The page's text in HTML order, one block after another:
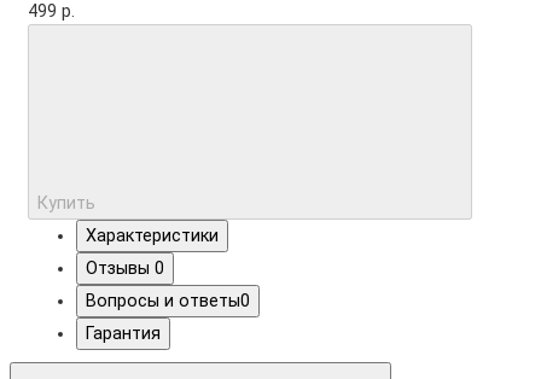
499 р.
Купить
Характеристики
Отзывы 0
Вопросы и ответы0
Гарантия